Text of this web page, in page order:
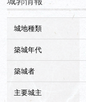
城地種類
築城年代
築城者
主要城主